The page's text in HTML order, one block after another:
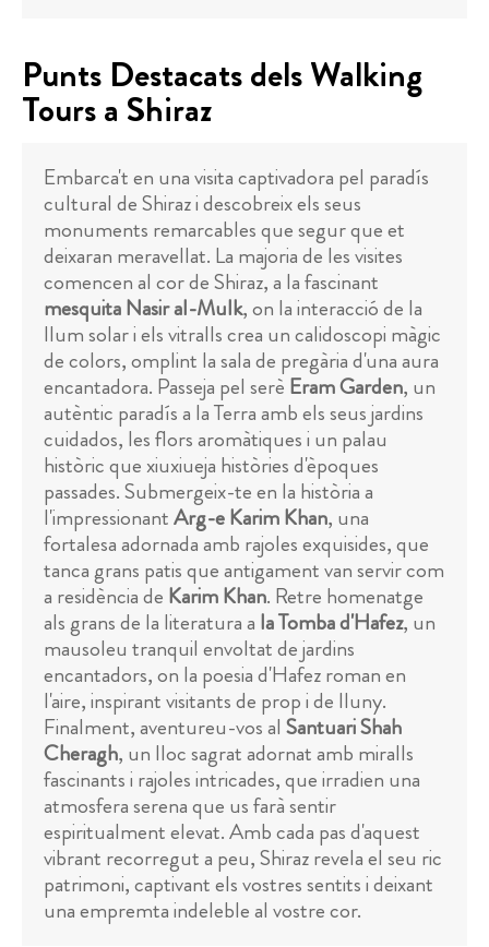
Punts Destacats dels Walking
Tours a Shiraz
Embarca't en una visita captivadora pel paradís
cultural de Shiraz i descobreix els seus
monuments remarcables que segur que et
deixaran meravellat. La majoria de les visites
comencen al cor de Shiraz, a la fascinant
mesquita Nasir al-Mulk, on la interacció de la
llum solar i els vitralls crea un calidoscopi màgic
de colors, omplint la sala de pregària d'una aura
encantadora. Passeja pel serè Eram Garden, un
autèntic paradís a la Terra amb els seus jardins
cuidados, les flors aromàtiques i un palau
històric que xiuxiueja històries d'èpoques
passades. Submergeix-te en la història a
l'impressionantArg-e Karim Khan, una
fortalesa adornada amb rajoles exquisides, que
tanca grans patis que antigament van servir com
a residència de Karim Khan. Retre homenatge
als grans de la literatura a la Tomba d'Hafez, un
mausoleu tranquil envoltat de jardins
encantadors, on la poesia d'Hafez roman en
l'aire, inspirant visitants de prop i de lluny.
Finalment, aventureu-vos al Santuari Shah
Cheragh, un lloc sagrat adornat amb miralls
fascinants i rajoles intricades, que irradien una
atmosfera serena que us farà sentir
espiritualment elevat. Amb cada pas d'aquest
vibrant recorregut a peu, Shiraz revela el seu ric
patrimoni, captivant els vostres sentits i deixant
una empremta indeleble al vostre cor.